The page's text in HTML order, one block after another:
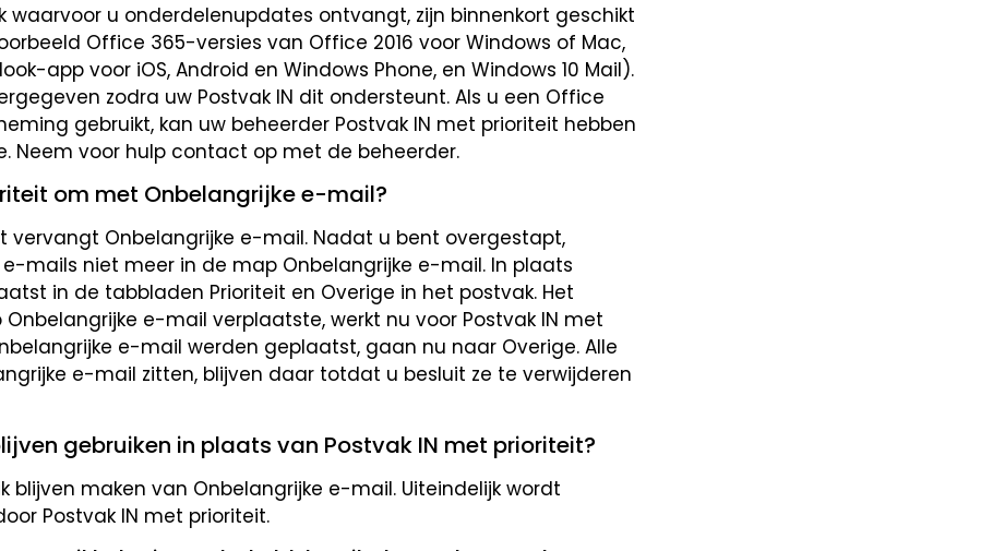
waarvoor u onderdelenupdates ontvangt, zijn binnenkort geschikt
Office 365-versies van Office 2016 voor Windows of Mac,
app voor iOS, Android en Windows Phone, en Windows 10 Mail).
zodra uw Postvak IN dit ondersteunt. Als u een Office
gebruikt, kan uw beheerder Postvak IN met prioriteit hebben
Neem voor hulp contact op met de beheerder.
om met Onbelangrijke e-mail?
vervangt Onbelangrijke e-mail. Nadat u bent overgestapt,
mails niet meer in de map Onbelangrijke e-mail. In plaats
in de tabbladen Prioriteit en Overige in het postvak. Het
e-mail verplaatste, werkt nu voor Postvak IN met
e-mail werden geplaatst, gaan nu naar Overige. Alle
e-mail zitten, blijven daar totdat u besluit ze te verwijderen
gebruiken in plaats van Postvak IN met prioriteit?
blijven maken van Onbelangrijke e-mail. Uiteindelijk wordt
Postvak IN met prioriteit.